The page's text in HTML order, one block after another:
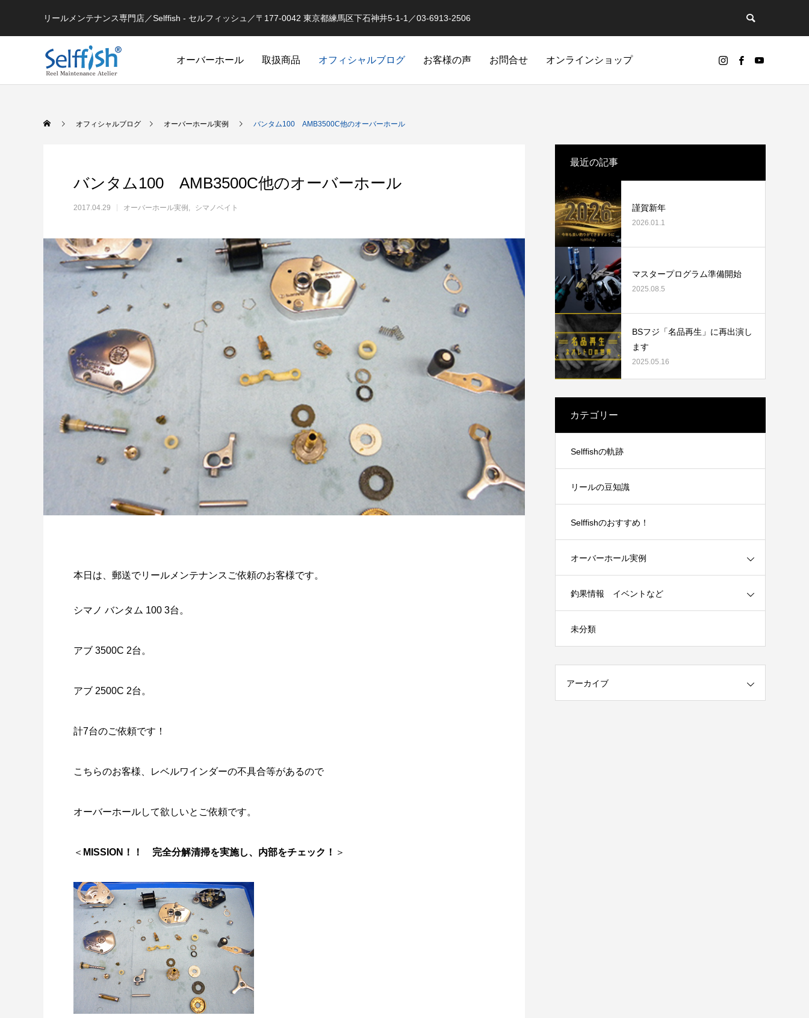
リールメンテナンス専門店／Selffish - セルフィッシュ／〒177-0042 東京都練馬区下石神井5-1-1／03-6913-2506
オーバーホール 取扱商品 オフィシャルブログ お客様の声 お問合せ オンラインショップ
セルフメンテナンス用品
セルフメンテナンス用品（Selffishオリジナル）
カスタムパーツ
カスタムベアリング（Selffishオリジナル）
ラインを巻き込むときの工夫
2024.06.23
シマノ スピニングリールのローラークラ
ッチ
2024.05.09
クラッチ返りによるダメージ
2023.10.26
ギアノイズ（ゴリ感）について
2023.09.19
シマノ バンタム1000SGの1年点検
ダイワ スパルタンIC150Hのオーバーホ
ール
シマノ 20メタニウムXGのベアリングチ
ール
第56回霞ヶ浦クリーン大作戦（春の陣）開
謹賀新年 2025年はチームを作ります！
リールオーバーホール「マスタープログラ
2023.03.21
Selffishが教えるリールオーバーホール術
2023.02.06
オフィシャルブログ オーバーホール実例 バンタム100 AMB3500C他のオーバーホール
バンタム100 AMB3500C他のオーバーホール
2017.04.29 オーバーホール実例 シマノベイト
本日は、郵送でリールメンテナンスご依頼のお客様です。
シマノ バンタム 100 3台。
アブ 3500C 2台。
アブ 2500C 2台。
計7台のご依頼です！
こちらのお客様、レベルワインダーの不具合等があるので
オーバーホールして欲しいとご依頼です。
＜ MISSION！！ 完全分解清掃を実施し、内部をチェック！ ＞
最近の記事
謹賀新年
2026.01.1
マスタープログラム準備開始
2025.08.5
BSフジ「名品再生」に再出演し
ます
2025.05.16
カテゴリー
Selffishの軌跡
リールの豆知識
Selffishのおすすめ！
オーバーホール実例
釣果情報 イベントなど
未分類
アーカイブ